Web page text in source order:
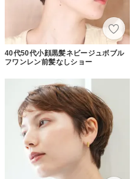
40代50代小顔黒髪ネビージュボブル
フワンレン前髪なしショー